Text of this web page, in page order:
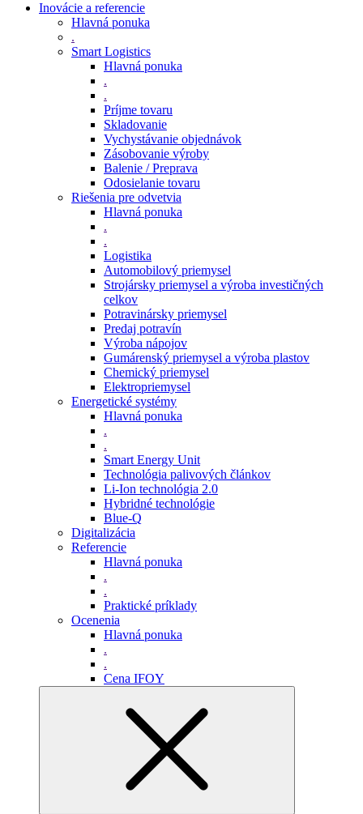
Inovácie a referencie
Hlavná ponuka
.
Smart Logistics
Hlavná ponuka
.
.
Príjme tovaru
Skladovanie
Vychystávanie objednávok
Zásobovanie výroby
Balenie / Preprava
Odosielanie tovaru
Riešenia pre odvetvia
Hlavná ponuka
.
.
Logistika
Automobilový priemysel
Strojársky priemysel a výroba investičných
celkov
Potravinársky priemysel
Predaj potravín
Výroba nápojov
Gumárenský priemysel a výroba plastov
Chemický priemysel
Elektropriemysel
Energetické systémy
Hlavná ponuka
.
.
Smart Energy Unit
Technológia palivových článkov
Li-Ion technológia 2.0
Hybridné technológie
Blue-Q
Digitalizácia
Referencie
Hlavná ponuka
.
.
Praktické príklady
Ocenenia
Hlavná ponuka
.
.
Cena IFOY